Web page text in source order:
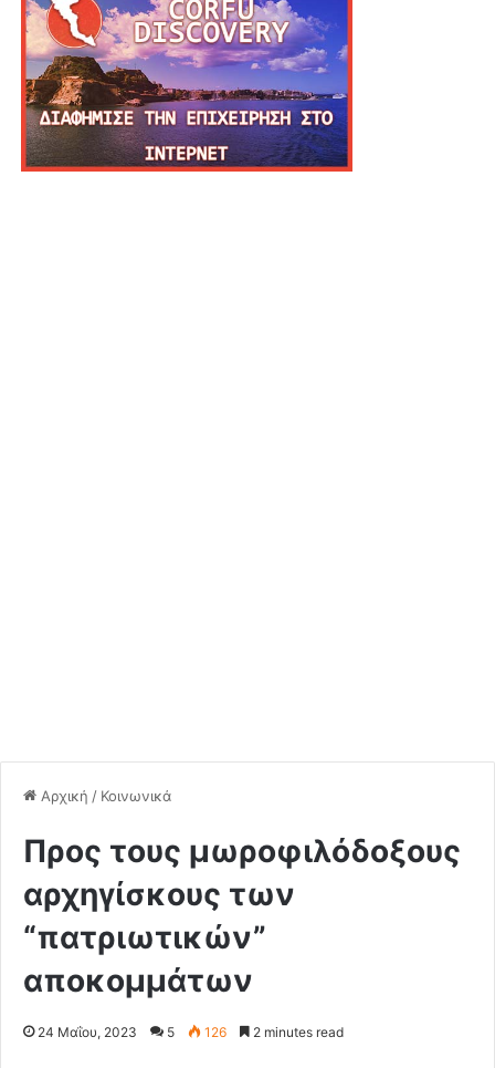
Αρχική / Κοινωνικά
Προς τους μωροφιλόδοξους
αρχηγίσκους των
“πατριωτικών”
αποκομμάτων
24 Μαΐου, 2023 5 126 2 minutes read